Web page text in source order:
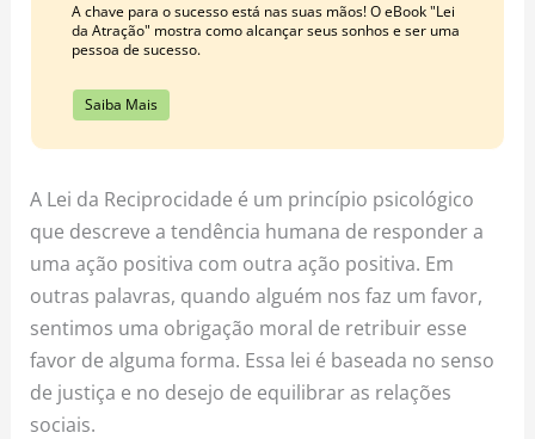
A chave para o sucesso está nas suas mãos! O eBook "Lei
da Atração" mostra como alcançar seus sonhos e ser uma
pessoa de sucesso.
Saiba Mais
A Lei da Reciprocidade é um princípio psicológico
que descreve a tendência humana de responder a
uma ação positiva com outra ação positiva. Em
outras palavras, quando alguém nos faz um favor,
sentimos uma obrigação moral de retribuir esse
favor de alguma forma. Essa lei é baseada no senso
de justiça e no desejo de equilibrar as relações
sociais.